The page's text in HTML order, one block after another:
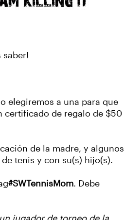
saber!
elegiremos a una para que
certificado de regalo de $50
de la madre, y algunos
tenis y con su(s) hijo(s).
#SWTennisMom. Debe